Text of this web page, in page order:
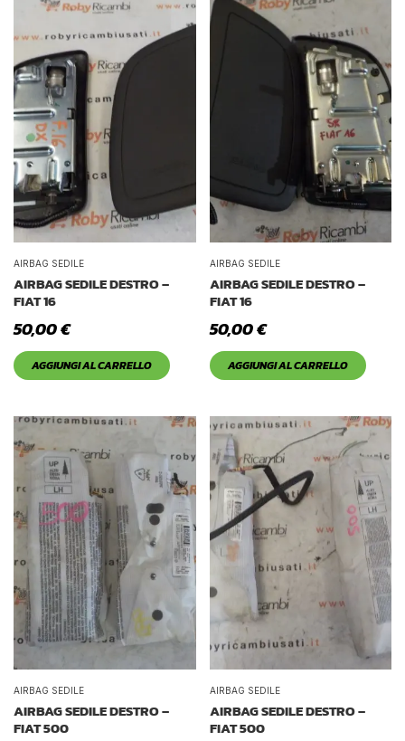
Interni
Maniglie
Noleggio
Parti meccaniche
Ponte
Spray
Deghiacciante
Disponibile
In offerta
AIRBAG SEDILE
AIRBAG SEDILE DESTRO –
FIAT 16
50,00€
AGGIUNGI AL CARRELLO
AIRBAG SEDILE
AIRBAG SEDILE DESTRO –
FIAT 16
50,00€
AGGIUNGI AL CARRELLO
AIRBAG SEDILE
AIRBAG SEDILE DESTRO –
FIAT 500
AIRBAG SEDILE
AIRBAG SEDILE DESTRO –
FIAT 500